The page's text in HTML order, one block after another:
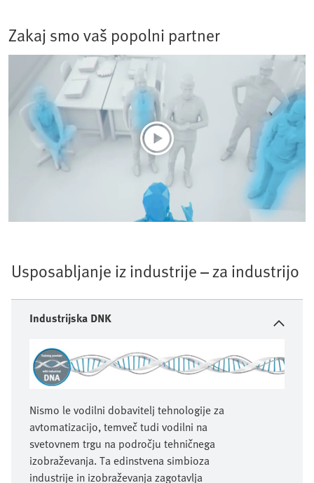
Zakaj smo vaš popolni partner
Usposabljanje iz industrije – za industrijo
Industrijska DNK
Nismo le vodilni dobavitelj tehnologije za
avtomatizacijo, temveč tudi vodilni na
svetovnem trgu na področju tehničnega
izobraževanja. Ta edinstvena simbioza
industrije in izobraževanja zagotavlja